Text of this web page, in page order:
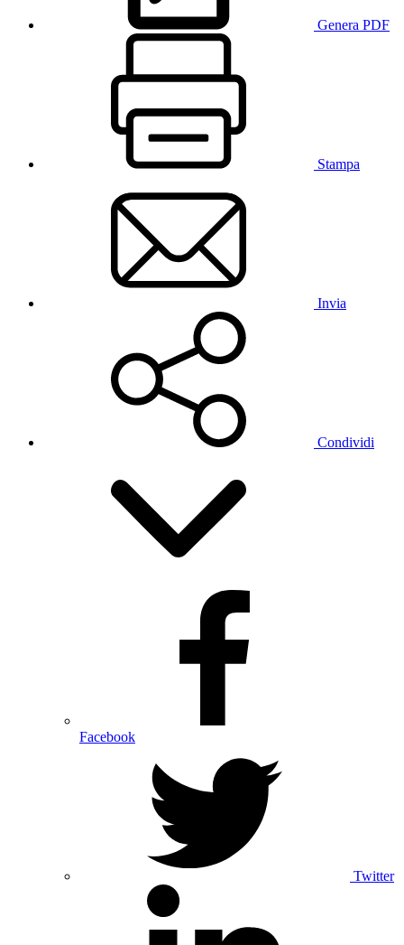
Genera PDF
Stampa
Invia
Condividi
Facebook
Twitter